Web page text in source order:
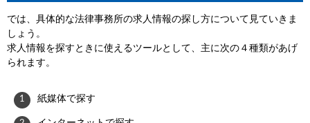
では、具体的な法律事務所の求人情報の探し方について見ていきま
しょう。
求人情報を探すときに使えるツールとして、主に次の４種類があげ
られます。
紙媒体で探す